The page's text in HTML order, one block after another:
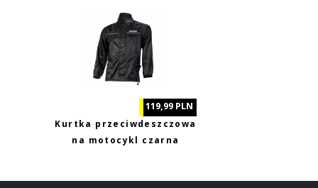
119,99 PLN
Kurtka przeciwdeszczowa
na motocykl czarna